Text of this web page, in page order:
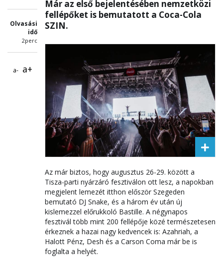
Olvasási
idő
2perc
a- a+
Már az első bejelentésében nemzetközi
fellépőket is bemutatott a Coca-Cola
SZIN.
Az már biztos, hogy augusztus 26-29. között a
Tisza-parti nyárzáró fesztiválon ott lesz, a napokban
megjelent lemezét itthon először Szegeden
bemutató DJ Snake, és a három év után új
kislemezzel előrukkoló Bastille. A négynapos
fesztivál több mint 200 fellépője közé természetesen
érkeznek a hazai nagy kedvencek is: Azahriah, a
Halott Pénz, Desh és a Carson Coma már be is
foglalta a helyét.